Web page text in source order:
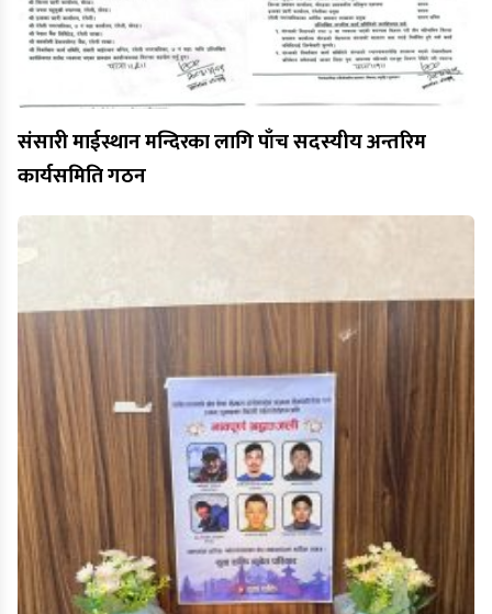
संसारी माईस्थान मन्दिरका लागि पाँच सदस्यीय अन्तरिम
कार्यसमिति गठन